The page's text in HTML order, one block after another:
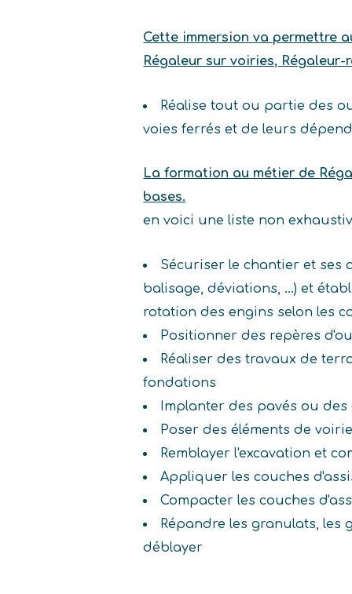
Cette immersion va permettre
Régaleur sur voiries, Régaleur-
Réalise tout ou partie des
voies ferrés et de leurs
La formation au métier de
bases.
en voici une liste non
Sécuriser le chantier et ses
balisage, déviations, ...) et
rotation des engins selon les
Positionner des repères
Réaliser des travaux de
fondations
Implanter des pavés ou des
Poser des éléments de
Remblayer l'excavation et
Appliquer les couches
Compacter les couches
Répandre les granulats, les
déblayer